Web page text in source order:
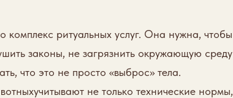
ритуальных услуг. Она нужна, чтобы
законы, не загрязнить окружающую среду
что это не просто «выброс» тела.
не только технические нормы,